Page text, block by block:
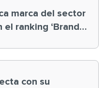
marca del sector
‘Brand
con su